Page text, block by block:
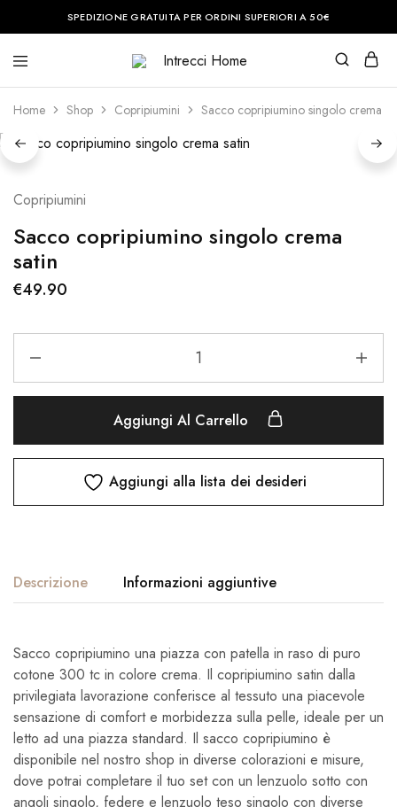
SPEDIZIONE GRATUITA PER ORDINI SUPERIORI A 50€
Intrecci
Home
è
posto
cuore.
perfetta.
Home Shop Copripiumini Sacco copripiumino singolo crema
Copripiumini
Sacco copripiumino singolo crema
satin
€49.90
Aggiungi Al Carrello
Aggiungi alla lista dei desideri
Descrizione Informazioni aggiuntive
Sacco copripiumino una piazza con patella in raso di puro
cotone 300 tc in colore crema. Il copripiumino satin dalla
privilegiata lavorazione conferisce al tessuto una piacevole
sensazione di comfort e morbidezza sulla pelle, ideale per un
letto ad una piazza standard. Il sacco copripiumino è
disponibile nel nostro shop in diverse colorazioni e misure,
dove potrai completare il tuo set con un lenzuolo sotto con
angoli singolo, federe e lenzuolo teso singolo con diverse